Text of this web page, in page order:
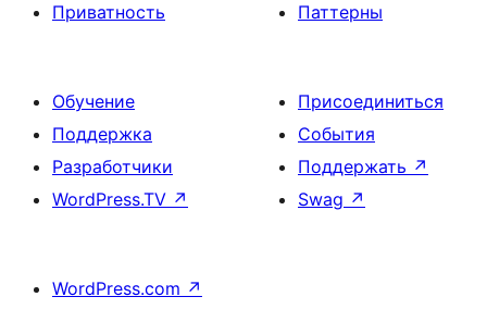
Приватность
Паттерны
Обучение
Поддержка
Разработчики
WordPress.TV ↗
Присоединиться
События
Поддержать ↗
Swag ↗
WordPress.com ↗